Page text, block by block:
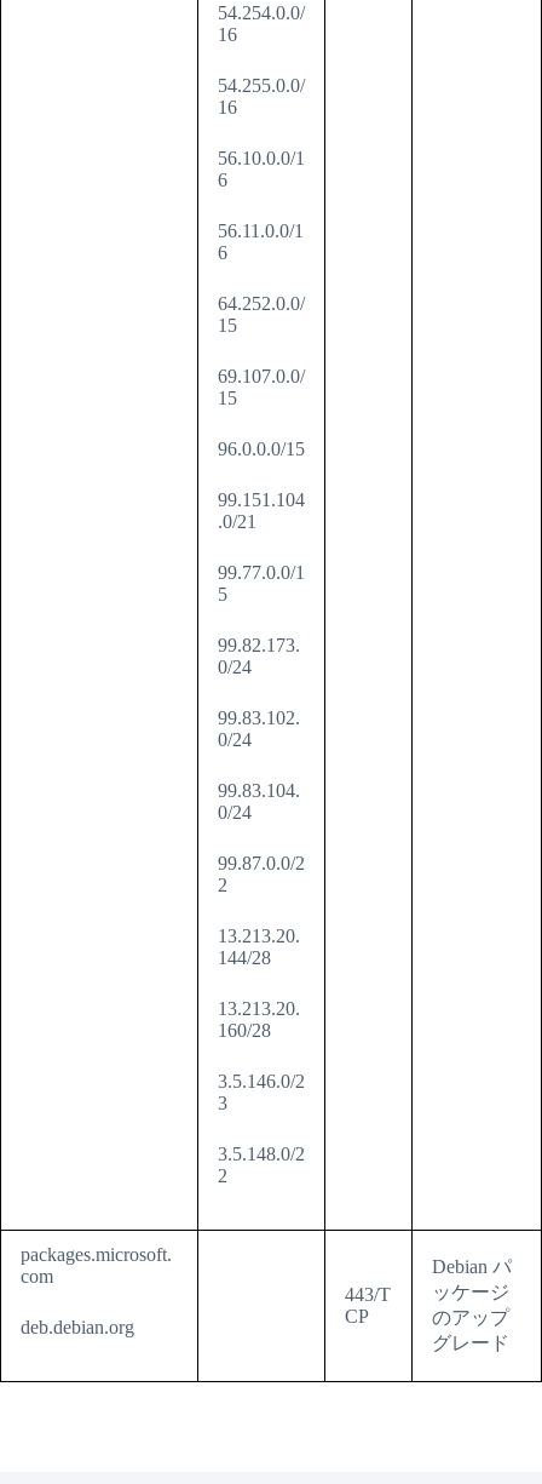
54.254.0.0/
16
54.255.0.0/
16
56.10.0.0/1
6
56.11.0.0/1
6
64.252.0.0/
15
69.107.0.0/
15
96.0.0.0/15
99.151.104
.0/21
99.77.0.0/1
5
99.82.173.
0/24
99.83.102.
0/24
99.83.104.
0/24
99.87.0.0/2
2
13.213.20.
144/28
13.213.20.
160/28
3.5.146.0/2
3
3.5.148.0/2
2
packages.microsoft.
com
deb.debian.org
443/T
CP
Debian パ
ッケージ
のアップ
グレード